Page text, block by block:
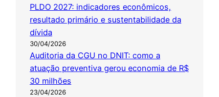
PLDO 2027: indicadores econômicos,
resultado primário e sustentabilidade da
dívida
30/04/2026
Auditoria da CGU no DNIT: como a
atuação preventiva gerou economia de R$
30 milhões
23/04/2026